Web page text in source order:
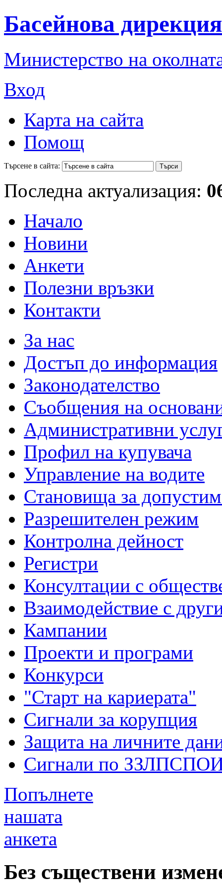
Басейнова
Министерство на
Вход
Карта на сайта
Помощ
Търсене в сайта:
Последна актуализация:
Начало
Новини
Анкети
Полезни връзки
Контакти
За нас
Достъп до информация
Законодателство
Съобщения на
Административни
Профил на купувача
Управление на водите
Становища за
Разрешителен режим
Контролна дейност
Регистри
Консултации с
Взаимодействие с
Кампании
Проекти и програми
Конкурси
"Старт на кариерата"
Сигнали за корупция
Защита на личните
Сигнали по
Попълнете
нашата
анкета
Без съществени